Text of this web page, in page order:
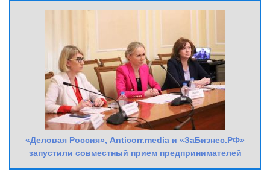
«Деловая Россия», Anticorr.media и «ЗаБизнес.РФ»
запустили совместный прием предпринимателей